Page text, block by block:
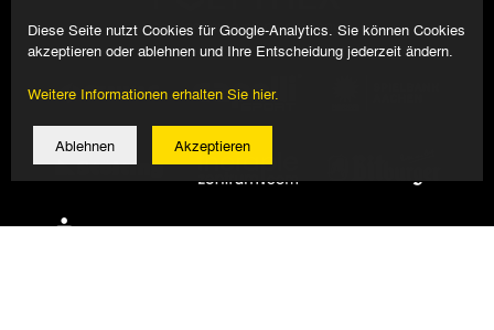
Diese Seite nutzt Cookies für Google-Analytics. Sie können Cookies
akzeptieren oder ablehnen und Ihre Entscheidung jederzeit ändern.
Weitere Informationen erhalten Sie hier.
Ablehnen Akzeptieren